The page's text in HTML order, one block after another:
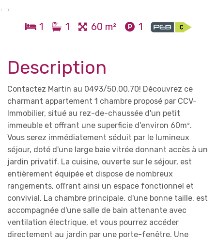
1 1 60 m² 1
Description
Contactez Martin au 0493/50.00.70! Découvrez ce
charmant appartement 1 chambre proposé par CCV-
Immobilier, situé au rez-de-chaussée d'un petit
immeuble et offrant une superficie d'environ 60m².
Vous serez immédiatement séduit par le lumineux
séjour, doté d'une large baie vitrée donnant accès à un
jardin privatif. La cuisine, ouverte sur le séjour, est
entièrement équipée et dispose de nombreux
rangements, offrant ainsi un espace fonctionnel et
convivial. La chambre principale, d'une bonne taille, est
accompagnée d'une salle de bain attenante avec
ventilation électrique, et vous pourrez accéder
directement au jardin par une porte-fenêtre. Une